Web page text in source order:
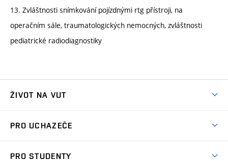
13. Zvláštnosti snímkování pojízdnými rtg přístroji, na
operačním sále, traumatologických nemocných, zvláštnosti
pediatrické radiodiagnostiky
ŽIVOT NA VUT
Koleje
PRO UCHAZEČE
PRO STUDENTY